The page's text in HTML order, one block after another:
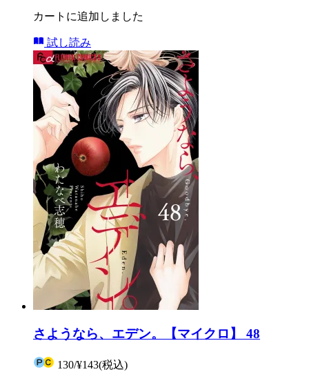
カートに追加しました
試し読み
さようなら、エデン。【マイクロ】 48
130/¥143(税込)